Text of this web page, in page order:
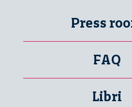
Press
FAQ
Libri